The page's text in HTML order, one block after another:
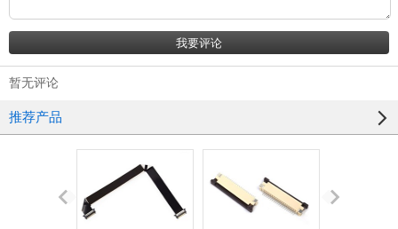
暂无评论
推荐产品